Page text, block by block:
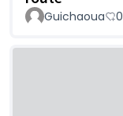
Guichaoua 0